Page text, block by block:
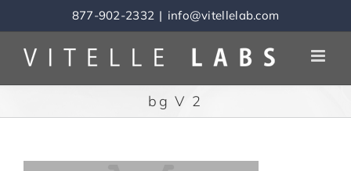
to
content
877-902-2332 | info@vitellelab.com
bg V 2